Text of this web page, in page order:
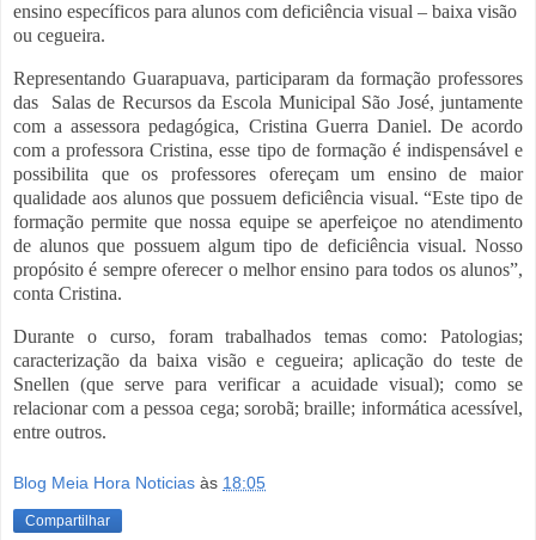
ensino específicos para alunos com deficiência visual – baixa visão
ou cegueira.
Representando Guarapuava, participaram da formação professores
das Salas de Recursos da Escola Municipal São José, juntamente
com a assessora pedagógica, Cristina Guerra Daniel. De acordo
com a professora Cristina, esse tipo de formação é indispensável e
possibilita que os professores ofereçam um ensino de maior
qualidade aos alunos que possuem deficiência visual. “Este tipo de
formação permite que nossa equipe se aperfeiçoe no atendimento
de alunos que possuem algum tipo de deficiência visual. Nosso
propósito é sempre oferecer o melhor ensino para todos os alunos”,
conta Cristina.
Durante o curso, foram trabalhados temas como: Patologias;
caracterização da baixa visão e cegueira; aplicação do teste de
Snellen (que serve para verificar a acuidade visual); como se
relacionar com a pessoa cega; sorobã; braille; informática acessível,
entre outros.
Blog Meia Hora Noticias às 18:05
Compartilhar